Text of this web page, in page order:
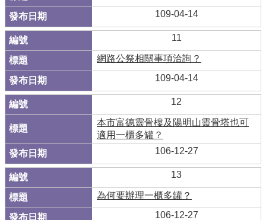
109-04-14
11
網路公祭相關事項洽詢？
109-04-14
12
本市富德靈骨樓及陽明山靈骨塔也可
適用一櫃多罐？
106-12-27
13
為何要辦理一櫃多罐？
106-12-27